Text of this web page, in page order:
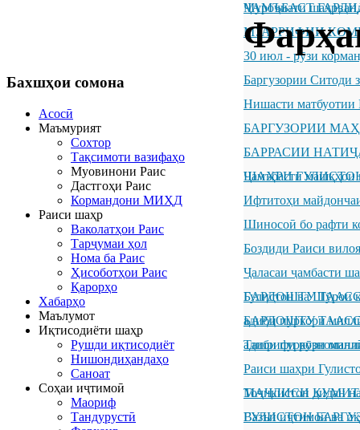
ҶАМЪБАСТ
Муроҷиати
МУАРРИФИИ
30 июл - рӯзи
Баргузории Ситоди
Нишасти матбуотии
БАРГУЗОРИИ
БАРРАСИИ
ШАҲРИ
Ҷамъбасти машқҳои
Ифтитоҳи
Шиносоӣ бо рафти
Боздиди Раиси
Ҷаласаи ҷамбасти
Гулистон ва Шӯрои
БАРДОШТУ
адиби пуркори
БАРДОШТУ
адиби пуркори
Ташрифи
Раиси шаҳри
Тоҷикистон дидан
МАҶЛИСИ
ГУЛИСТОН
Вазъи иҷтимоӣ ва
Бахшҳои сомона
Асосӣ
Маъмурият
Сохтор
Тақсимоти вазифаҳо
Муовинони Раис
Дастгоҳи Раис
Кормандони МИҲД
Раиси шаҳр
Ваколатҳои Раис
Тарҷумаи ҳол
Нома ба Раис
Ҳисоботҳои Раис
Қарорҳо
Хабарҳо
Маълумот
Иқтисодиёти шаҳр
Рушди иқтисодиёт
Нишондиҳандаҳо
Саноат
Соҳаи иҷтимоӣ
Маориф
Тандурустӣ